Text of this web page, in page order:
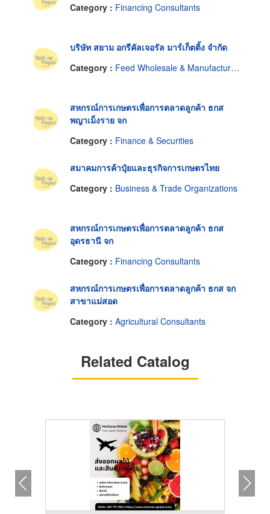
Category : Financing Consultants
บริษัท สยาม อกรีคัลเจอรัล มาร์เก็ตติ้ง จำกัด
Category : Feed Wholesale & Manufacturers
สหกรณ์การเกษตรเพื่อการตลาดลูกค้า ธกส
พญาเม็งราย จก
Category : Finance & Securities
สมาคมการค้าปุ๋ยและธุรกิจการเกษตรไทย
Category : Business & Trade Organizations
สหกรณ์การเกษตรเพื่อการตลาดลูกค้า ธกส
อุดรธานี จก
Category : Financing Consultants
สหกรณ์การเกษตรเพื่อการตลาดลูกค้า ธกส จก
สาขาแม่สอด
Category : Agricultural Consultants
Related Catalog